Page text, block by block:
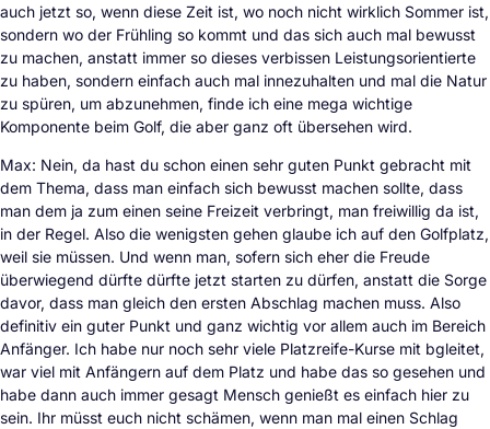
auch jetzt so, wenn diese Zeit ist, wo noch nicht wirklich Sommer ist,
sondern wo der Frühling so kommt und das sich auch mal bewusst
zu machen, anstatt immer so dieses verbissen Leistungsorientierte
zu haben, sondern einfach auch mal innezuhalten und mal die Natur
zu spüren, um abzunehmen, finde ich eine mega wichtige
Komponente beim Golf, die aber ganz oft übersehen wird.
Max: Nein, da hast du schon einen sehr guten Punkt gebracht mit
dem Thema, dass man einfach sich bewusst machen sollte, dass
man dem ja zum einen seine Freizeit verbringt, man freiwillig da ist,
in der Regel. Also die wenigsten gehen glaube ich auf den Golfplatz,
weil sie müssen. Und wenn man, sofern sich eher die Freude
überwiegend dürfte dürfte jetzt starten zu dürfen, anstatt die Sorge
davor, dass man gleich den ersten Abschlag machen muss. Also
definitiv ein guter Punkt und ganz wichtig vor allem auch im Bereich
Anfänger. Ich habe nur noch sehr viele Platzreife-Kurse mit bgleitet,
war viel mit Anfängern auf dem Platz und habe das so gesehen und
habe dann auch immer gesagt Mensch genießt es einfach hier zu
sein. Ihr müsst euch nicht schämen, wenn man mal einen Schlag